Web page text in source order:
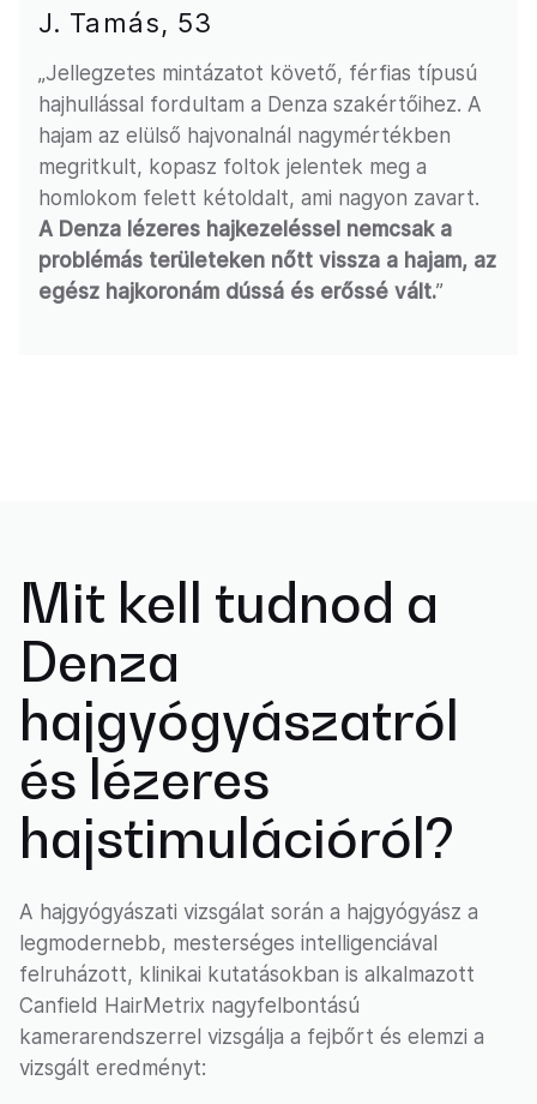
J. Tamás, 53
„Jellegzetes mintázatot követő, férfias típusú
hajhullással fordultam a Denza szakértőihez. A
hajam az elülső hajvonalnál nagymértékben
megritkult, kopasz foltok jelentek meg a
homlokom felett kétoldalt, ami nagyon zavart.
A Denza lézeres hajkezeléssel nemcsak a
problémás területeken nőtt vissza a hajam, az
egész hajkoronám dússá és erőssé vált.”
Mit kell tudnod a
Denza
hajgyógyászatról
és lézeres
hajstimulációról?
A hajgyógyászati vizsgálat során a hajgyógyász a
legmodernebb, mesterséges intelligenciával
felruházott, klinikai kutatásokban is alkalmazott
Canfield HairMetrix nagyfelbontású
kamerarendszerrel vizsgálja a fejbőrt és elemzi a
vizsgált eredményt: